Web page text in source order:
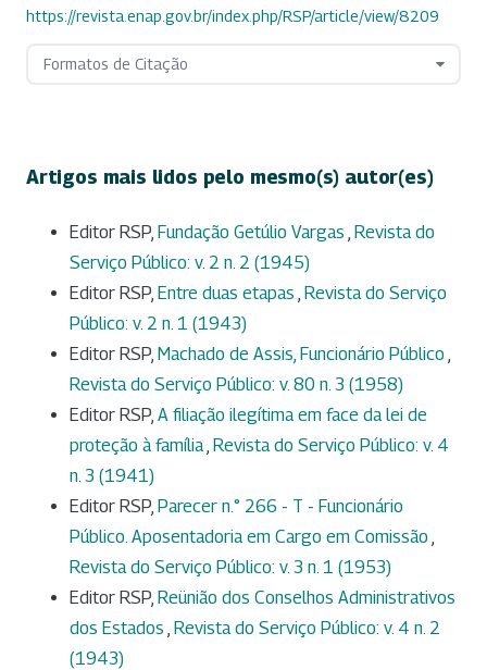
https://revista.enap.gov.br/index.php/RSP/article/view/8209
Formatos de Citação
Artigos mais lidos pelo mesmo(s) autor(es)
Editor RSP, Fundação Getúlio Vargas , Revista do
Serviço Público: v. 2 n. 2 (1945)
Editor RSP, Entre duas etapas , Revista do Serviço
Público: v. 2 n. 1 (1943)
Editor RSP, Machado de Assis, Funcionário Público ,
Revista do Serviço Público: v. 80 n. 3 (1958)
Editor RSP, A filiação ilegítima em face da lei de
proteção à família, Revista do Serviço Público: v. 4
n. 3 (1941)
Editor RSP, Parecer n.° 266 - T - Funcionário
Público. Aposentadoria em Cargo em Comissão ,
Revista do Serviço Público: v. 3 n. 1 (1953)
Editor RSP, Reünião dos Conselhos Administrativos
dos Estados , Revista do Serviço Público: v. 4 n. 2
(1943)